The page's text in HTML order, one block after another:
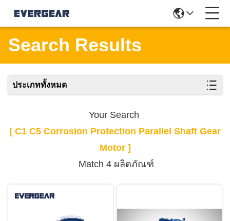
Search Results
ประเภททั้งหมด
Your Search
[ C1 C5 Corrosion Protection Parallel Shaft Gear
Motor ]
Match 4 ผลิตภัณฑ์